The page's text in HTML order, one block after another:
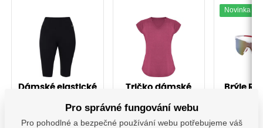
Dámské elastické
černé
A_0000798
Tričko dámské
O207138
Novinka
Brýle
Pro správné fungování webu
Pro pohodlné a bezpečné používání webu potřebujeme váš